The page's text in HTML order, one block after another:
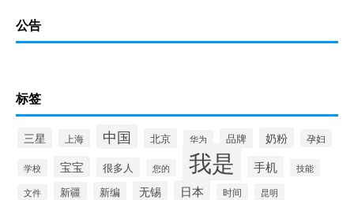
公告
标签
三星 上海 中国 北京 华为 品牌 奶粉 孕妇
学校 宝宝 很多人 您的 我是 手机 技能
文件 新疆 新编 无锡 日本 时间 昆明